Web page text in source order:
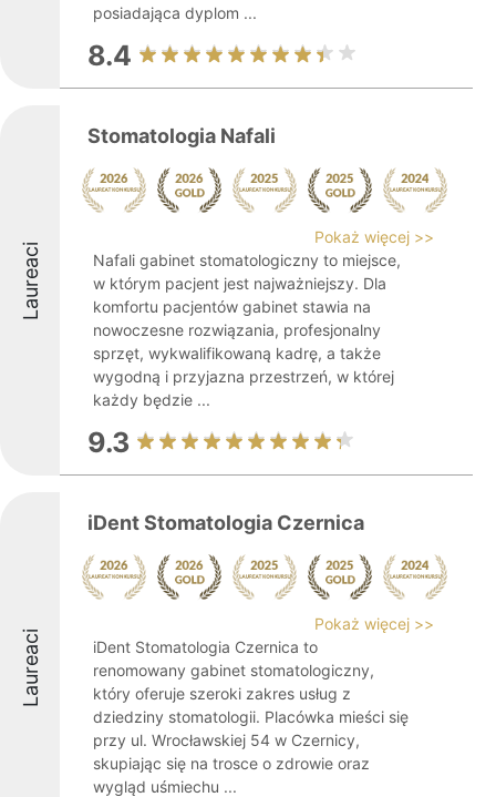
posiadająca dyplom ...
8.4
Laureaci
Stomatologia Nafali
Pokaż więcej >>
Nafali gabinet stomatologiczny to miejsce,
w którym pacjent jest najważniejszy. Dla
komfortu pacjentów gabinet stawia na
nowoczesne rozwiązania, profesjonalny
sprzęt, wykwalifikowaną kadrę, a także
wygodną i przyjazna przestrzeń, w której
każdy będzie ...
9.3
Laureaci
iDent Stomatologia Czernica
Pokaż więcej >>
iDent Stomatologia Czernica to
renomowany gabinet stomatologiczny,
który oferuje szeroki zakres usług z
dziedziny stomatologii. Placówka mieści się
przy ul. Wrocławskiej 54 w Czernicy,
skupiając się na trosce o zdrowie oraz
wygląd uśmiechu ...